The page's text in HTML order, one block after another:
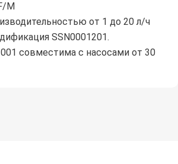
M
от 1 до 20 л/ч
SSN0001201.
совместима с насосами от 30